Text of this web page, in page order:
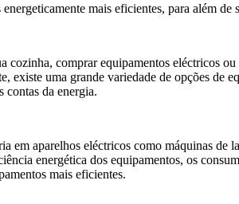
mais eficientes, para além
cozinha, comprar equipamentos eléctricos
existe uma grande variedade de opções de
contas da energia.
em aparelhos eléctricos como máquinas
energética dos equipamentos, os
mais eficientes.